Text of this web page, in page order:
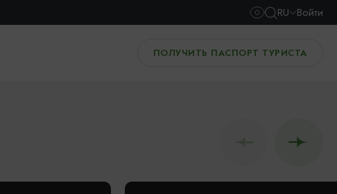
RU Войти
ПОЛУЧИТЬ ПАСПОРТ ТУРИСТА